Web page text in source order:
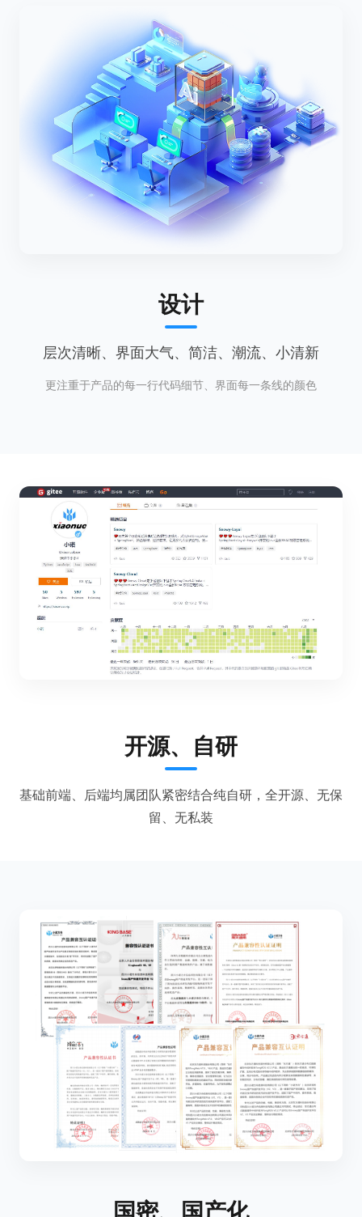
设计
层次清晰、界面大气、简洁、潮流、小清新
更注重于产品的每一行代码细节、界面每一条线的颜色
开源、自研
基础前端、后端均属团队紧密结合纯自研，全开源、无保
留、无私装